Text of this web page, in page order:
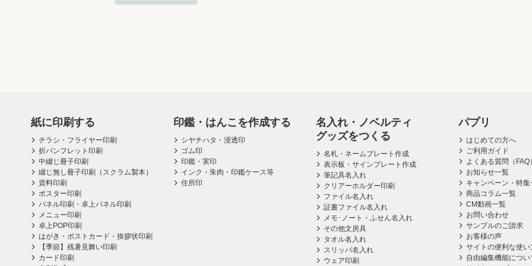
紙に印刷する
チラシ・フライヤー印刷
折パンフレット印刷
中綴じ冊子印刷
綴じ無し冊子印刷（スクラム製本）
資料印刷
ポスター印刷
パネル印刷・卓上パネル印刷
メニュー印刷
卓上POP印刷
はがき・ポストカード・挨拶状印刷
【季節】残暑見舞い印刷
カード印刷
印鑑・はんこを作成する
シヤチハタ・浸透印
ゴム印
印鑑・実印
インク・朱肉・印鑑ケース等
住所印
名入れ・ノベルティ
グッズをつくる
名札・ネームプレート作成
表示板・サインプレート作成
筆記具名入れ
クリアーホルダー印刷
ファイル名入れ
証書ファイル名入れ
メモ･ノート・ふせん名入れ
その他文房具
タオル名入れ
スリッパ名入れ
ウェア印刷
パプリ
はじめての方へ
ご利用ガイド
よくある質問（FAQ
お知らせ一覧
キャンペーン・特集
商品コラム一覧
CM動画一覧
お問い合わせ
サンプルのご請求
お客様の声
サイトの便利な使い
自由編集機能につい